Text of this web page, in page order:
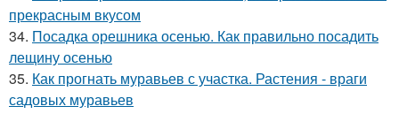
прекрасным вкусом
34. Посадка орешника осенью. Как правильно посадить
лещину осенью
35. Как прогнать муравьев с участка. Растения - враги
садовых муравьев